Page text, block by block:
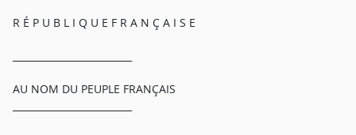
R É P U B L I Q U E F R A N Ç A I S E
AU NOM DU PEUPLE FRANÇAIS